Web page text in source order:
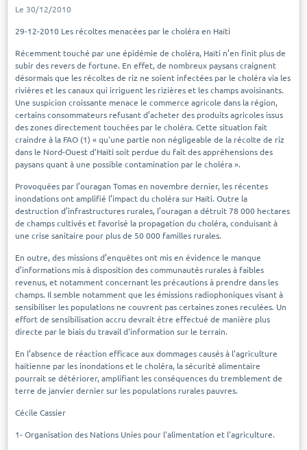
Le 30/12/2010
29-12-2010 Les récoltes menacées par le choléra en Haïti
Récemment touché par une épidémie de choléra, Haïti n’en finit plus de
subir des revers de fortune. En effet, de nombreux paysans craignent
désormais que les récoltes de riz ne soient infectées par le choléra via les
rivières et les canaux qui irriguent les rizières et les champs avoisinants.
Une suspicion croissante menace le commerce agricole dans la région,
certains consommateurs refusant d’acheter des produits agricoles issus
des zones directement touchées par le choléra. Cette situation fait
craindre à la FAO (1) « qu'une partie non négligeable de la récolte de riz
dans le Nord-Ouest d'Haïti soit perdue du fait des appréhensions des
paysans quant à une possible contamination par le choléra ».
Provoquées par l’ouragan Tomas en novembre dernier, les récentes
inondations ont amplifié l’impact du choléra sur Haïti. Outre la
destruction d’infrastructures rurales, l’ouragan a détruit 78 000 hectares
de champs cultivés et favorisé la propagation du choléra, conduisant à
une crise sanitaire pour plus de 50 000 familles rurales.
En outre, des missions d’enquêtes ont mis en évidence le manque
d’informations mis à disposition des communautés rurales à faibles
revenus, et notamment concernant les précautions à prendre dans les
champs. Il semble notamment que les émissions radiophoniques visant à
sensibiliser les populations ne couvrent pas certaines zones reculées. Un
effort de sensibilisation accru devrait être effectué de manière plus
directe par le biais du travail d'information sur le terrain.
En l’absence de réaction efficace aux dommages causés à l'agriculture
haïtienne par les inondations et le choléra, la sécurité alimentaire
pourrait se détériorer, amplifiant les conséquences du tremblement de
terre de janvier dernier sur les populations rurales pauvres.
Cécile Cassier
1- Organisation des Nations Unies pour l'alimentation et l'agriculture.